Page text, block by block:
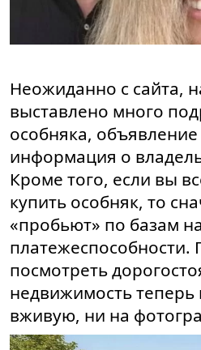
Неожиданно с сайта,
выставлено много
особняка, объявление
информация о
Кроме того, если вы
купить особняк, то
«пробьют» по базам
платежеспособности.
посмотреть
недвижимость теперь
вживую, ни на